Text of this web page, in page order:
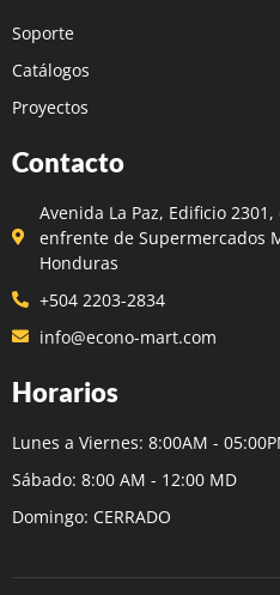
Soporte
Catálogos
Proyectos
Contacto
Avenida La Paz, Edificio
enfrente de Supermercados
Honduras
+504 2203-2834
info@econo-mart.com
Horarios
Lunes a Viernes: 8:00AM -
Sábado: 8:00 AM - 12:00 MD
Domingo: CERRADO